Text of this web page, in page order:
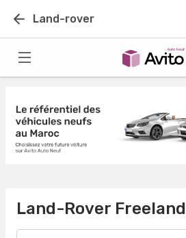
Land-rover
Land-Rover